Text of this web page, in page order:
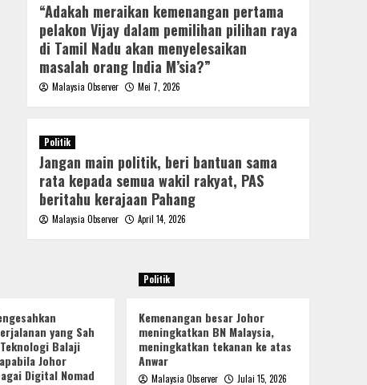
“Adakah meraikan kemenangan pertama
pelakon Vijay dalam pemilihan pilihan raya
di Tamil Nadu akan menyelesaikan
masalah orang India M’sia?”
Malaysia Observer Mei 7, 2026
Politik
Jangan main politik, beri bantuan sama
rata kepada semua wakil rakyat, PAS
beritahu kerajaan Pahang
Malaysia Observer April 14, 2026
yang Sah
Balaji
Johor
Digital Nomad
Politik
Kemenangan besar Johor
meningkatkan BN Malaysia,
meningkatkan tekanan ke atas
Anwar
Malaysia Observer Julai 15, 2026